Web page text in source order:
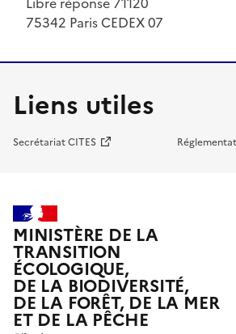
75342 Paris CEDEX 07
Liens utiles
Secrétariat CITES
MINISTÈRE DE LA
TRANSITION
ÉCOLOGIQUE,
DE LA BIODIVERSITÉ,
DE LA FORÊT, DE LA MER
ET DE LA PÊCHE